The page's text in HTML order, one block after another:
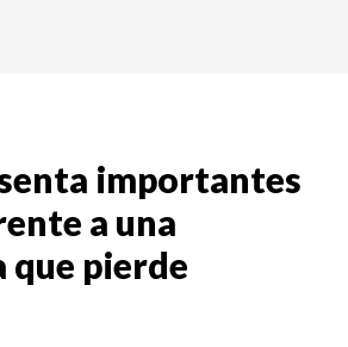
importantes
a una
pierde